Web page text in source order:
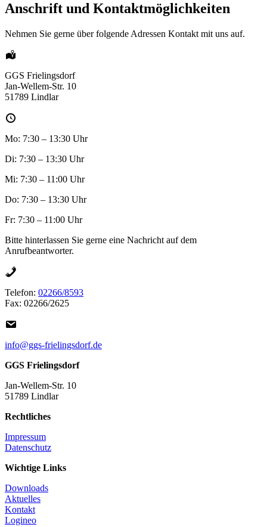
Anschrift und Kontaktmöglichkeiten
Nehmen Sie gerne über folgende Adressen Kontakt mit uns auf.
GGS Frielingsdorf
Jan-Wellem-Str. 10
51789 Lindlar
Mo: 7:30 – 13:30 Uhr
Di: 7:30 – 13:30 Uhr
Mi: 7:30 – 11:00 Uhr
Do: 7:30 – 13:30 Uhr
Fr: 7:30 – 11:00 Uhr
Bitte hinterlassen Sie gerne eine Nachricht auf dem
Anrufbeantworter.
Telefon: 02266/8593
Fax: 02266/2625
info@ggs-frielingsdorf.de
GGS Frielingsdorf
Jan-Wellem-Str. 10
51789 Lindlar
Rechtliches
Impressum
Datenschutz
Wichtige Links
Downloads
Aktuelles
Kontakt
Logineo